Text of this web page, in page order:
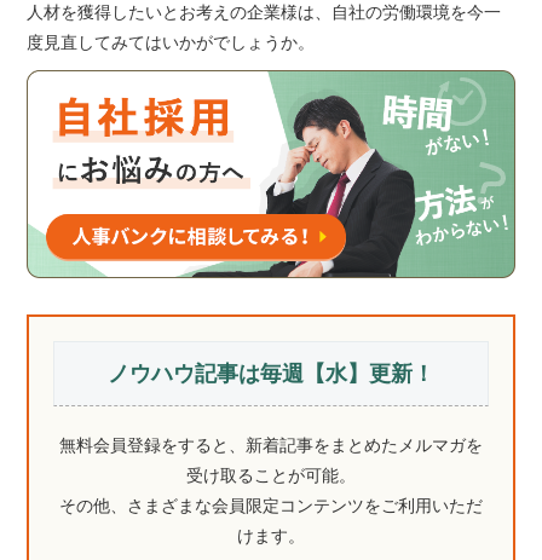
人材を獲得したいとお考えの企業様は、自社の労働環境を今一
度見直してみてはいかがでしょうか。
ノウハウ記事は毎週【水】更新！
無料会員登録をすると、新着記事をまとめたメルマガを
受け取ることが可能。
その他、さまざまな会員限定コンテンツをご利用いただ
けます。